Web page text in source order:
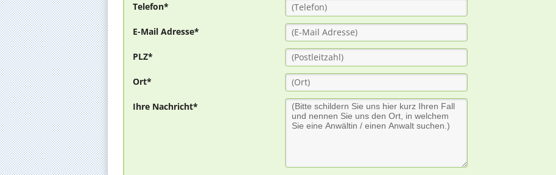
Telefon*
E-Mail Adresse*
PLZ*
Ort*
Ihre Nachricht*